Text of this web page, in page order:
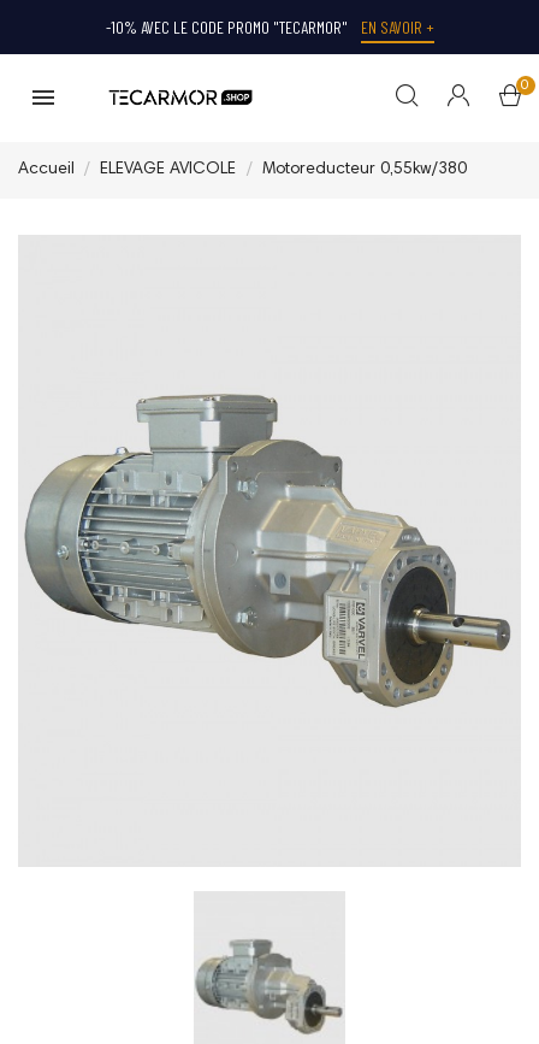
-10% AVEC LE CODE PROMO "TECARMOR" EN SAVOIR +
0
Accueil ELEVAGE AVICOLE Motoreducteur 0,55kw/380